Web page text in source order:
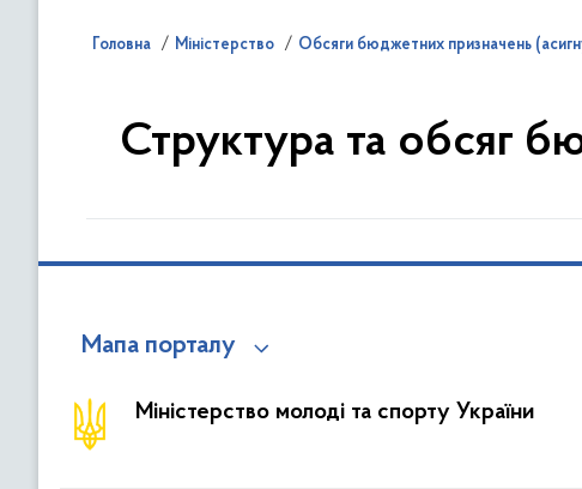
Головна Міністерство Обсяги бюджетних призначень
Структура та обсяг
Мапа порталу
Міністерство молоді та спорту України